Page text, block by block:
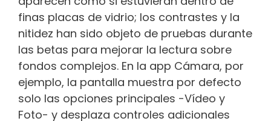
finas placas de vidrio; los contrastes y la
nitidez han sido objeto de pruebas durante
las betas para mejorar la lectura sobre
fondos complejos. En la app Cámara, por
ejemplo, la pantalla muestra por defecto
solo las opciones principales -Vídeo y
Foto- y desplaza controles adicionales